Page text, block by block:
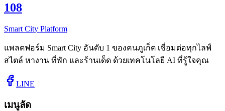
108
Smart City Platform
แพลตฟอร์ม Smart City อันดับ 1 ของคนภูเก็ต เชื่อมต่อทุกไลฟ์
สไตล์ หางาน ที่พัก และร้านเด็ด ด้วยเทคโนโลยี AI ที่รู้ใจคุณ
LINE
เมนูลัด